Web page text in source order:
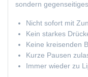
sondern
Nicht sofort mit
Kein starkes
Keine kreisenden
Kurze Pausen
Immer wieder zu